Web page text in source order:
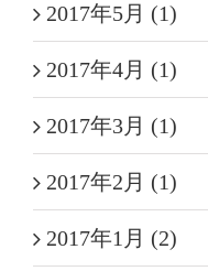
2017年5月 (1)
2017年4月 (1)
2017年3月 (1)
2017年2月 (1)
2017年1月 (2)